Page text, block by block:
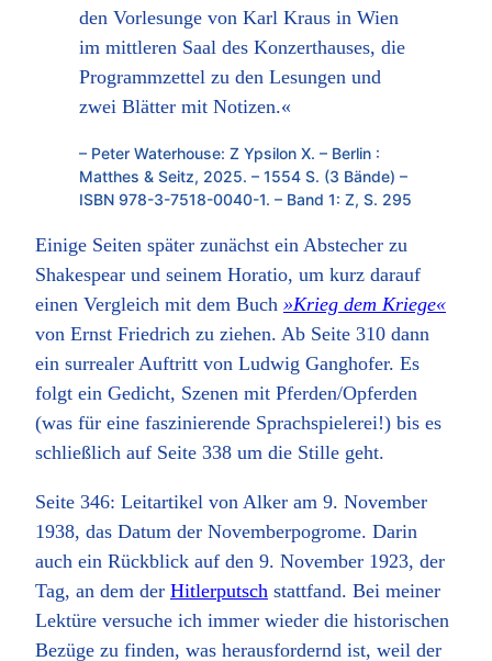
den Vorlesunge von Karl Kraus in Wien
im mittleren Saal des Konzerthauses, die
Programmzettel zu den Lesungen und
zwei Blätter mit Notizen.«
– Peter Waterhouse: Z Ypsilon X. – Berlin :
Matthes & Seitz, 2025. – 1554 S. (3 Bände) –
ISBN 978-3-7518-0040-1. – Band 1: Z, S. 295
Einige Seiten später zunächst ein Abstecher zu
Shakespear und seinem Horatio, um kurz darauf
einen Vergleich mit dem Buch »Krieg dem Kriege«
von Ernst Friedrich zu ziehen. Ab Seite 310 dann
ein surrealer Auftritt von Ludwig Ganghofer. Es
folgt ein Gedicht, Szenen mit Pferden/Opferden
(was für eine faszinierende Sprachspielerei!) bis es
schließlich auf Seite 338 um die Stille geht.
Seite 346: Leitartikel von Alker am 9. November
1938, das Datum der Novemberpogrome. Darin
auch ein Rückblick auf den 9. November 1923, der
Tag, an dem der Hitlerputsch stattfand. Bei meiner
Lektüre versuche ich immer wieder die historischen
Bezüge zu finden, was herausfordernd ist, weil der